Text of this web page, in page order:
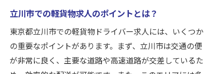
立川市での軽貨物求人のポイントとは？
東京都立川市での軽貨物ドライバー求人には、いくつか
の重要なポイントがあります。まず、立川市は交通の便
が非常に良く、主要な道路や高速道路が交差しているた